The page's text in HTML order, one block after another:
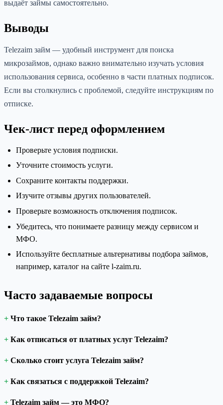
выдаёт займы самостоятельно.
Выводы
Telezaim займ — удобный инструмент для поиска
микрозаймов, однако важно внимательно изучать условия
использования сервиса, особенно в части платных подписок.
Если вы столкнулись с проблемой, следуйте инструкциям по
отписке.
Чек-лист перед оформлением
Проверьте условия подписки.
Уточните стоимость услуги.
Сохраните контакты поддержки.
Изучите отзывы других пользователей.
Проверьте возможность отключения подписок.
Убедитесь, что понимаете разницу между сервисом и
МФО.
Используйте бесплатные альтернативы подбора займов,
например, каталог на сайте l-zaim.ru.
Часто задаваемые вопросы
Что такое Telezaim займ?
Как отписаться от платных услуг Telezaim?
Сколько стоит услуга Telezaim займ?
Как связаться с поддержкой Telezaim?
Telezaim займ — это МФО?